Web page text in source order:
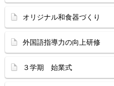
オリジナル和食器づくり
外国語指導力の向上研修
３学期 始業式